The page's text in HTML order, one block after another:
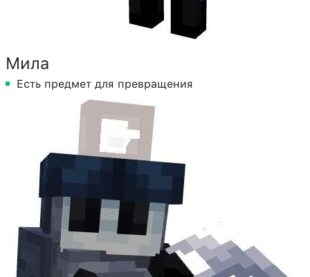
Мила
Есть предмет для превращения